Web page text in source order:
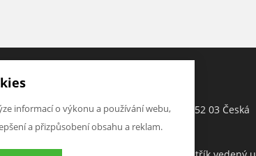
nám něco sdělit o našich
nebo e-shopu?
Tyršova 143, 552 03 Česká
Skalice, CZ
informací o výkonu a používání webu,
a přizpůsobení obsahu a reklam.